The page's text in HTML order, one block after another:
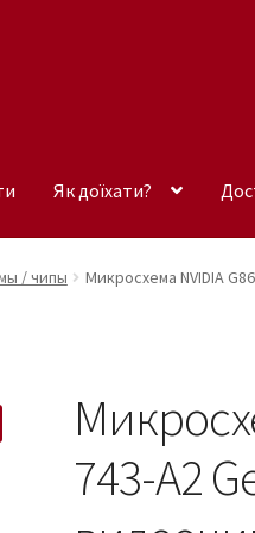
Як доїхати?
/ чипы Микросхема NVIDIA
743-A2